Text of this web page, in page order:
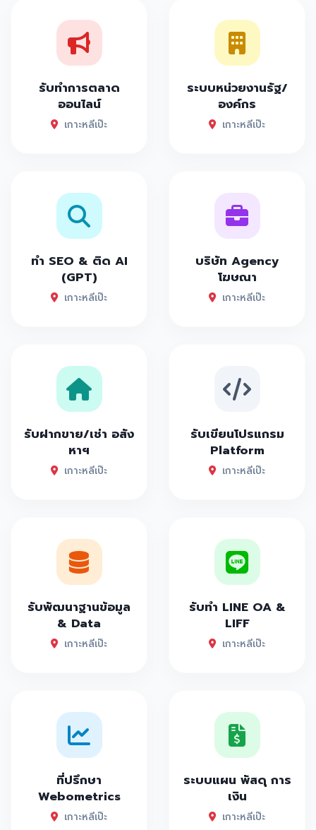
รับทำการตลาด
ออนไลน์
เกาะหลีเป๊ะ
ระบบหน่วยงานรัฐ/
องค์กร
เกาะหลีเป๊ะ
ทำ SEO & ติด AI
(GPT)
เกาะหลีเป๊ะ
บริษัท Agency
โฆษณา
เกาะหลีเป๊ะ
รับฝากขาย/เช่า อสัง
หาฯ
เกาะหลีเป๊ะ
รับเขียนโปรแกรม
Platform
เกาะหลีเป๊ะ
รับพัฒนาฐานข้อมูล
& Data
เกาะหลีเป๊ะ
รับทำ LINE OA &
LIFF
เกาะหลีเป๊ะ
ที่ปรึกษา
Webometrics
เกาะหลีเป๊ะ
ระบบแผน พัสดุ การ
เงิน
เกาะหลีเป๊ะ